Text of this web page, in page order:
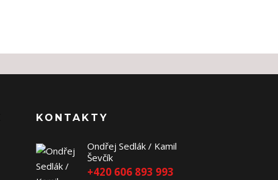
KONTAKTY
Ondřej Sedlák / Kamil
Ševčík
+420 606 893 993